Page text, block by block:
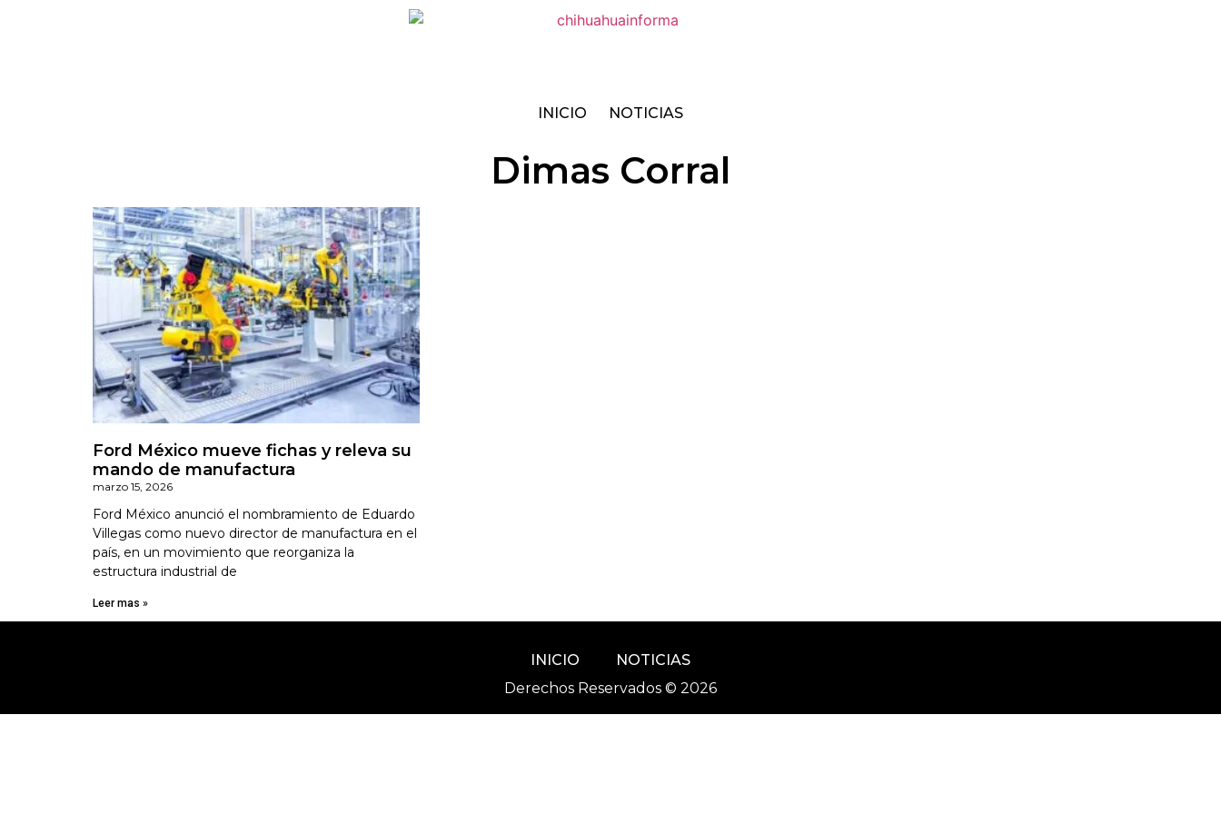
INICIO NOTICIAS
Dimas Corral
Ford México mueve fichas y releva su
mando de manufactura
marzo 15, 2026
Ford México anunció el nombramiento de Eduardo
Villegas como nuevo director de manufactura en el
país, en un movimiento que reorganiza la
estructura industrial de
Leer mas »
INICIO
NOTICIAS
Derechos Reservados © 2026